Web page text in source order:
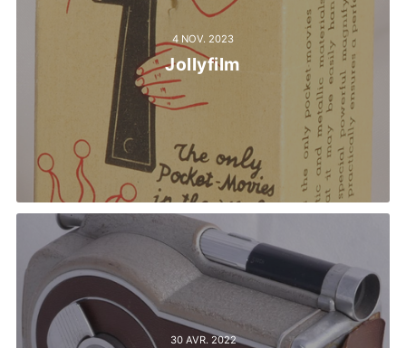
4 NOV. 2023
Jollyfilm
30 AVR. 2022